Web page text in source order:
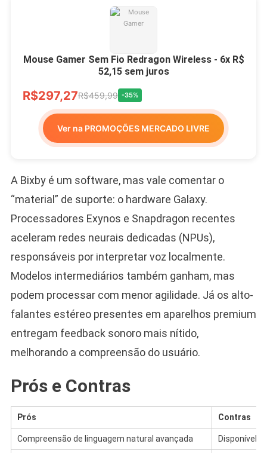
Mouse Gamer Sem Fio Redragon Wireless - 6x R$
52,15 sem juros
R$297,27R$459,99 -35%
Ver na PROMOÇÕES MERCADO LIVRE
A Bixby é um software, mas vale comentar o
“material” de suporte: o hardware Galaxy.
Processadores Exynos e Snapdragon recentes
aceleram redes neurais dedicadas (NPUs),
responsáveis por interpretar voz localmente.
Modelos intermediários também ganham, mas
podem processar com menor agilidade. Já os alto-
falantes estéreo presentes em aparelhos premium
entregam feedback sonoro mais nítido,
melhorando a compreensão do usuário.
Prós e Contras
Prós Contras
Compreensão de linguagem natural avançada Disponível